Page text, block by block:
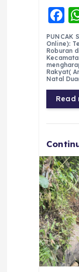
F
a
c
e
b
o
o
k
PUNCAK
Online):
Roburan
Rakyat(
Natal
Read